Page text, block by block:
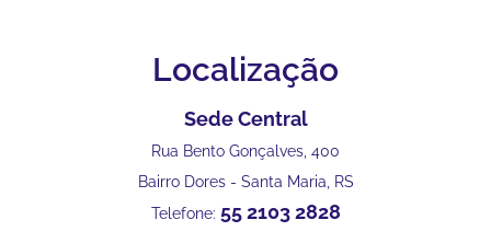
Localização
Sede Central
Rua Bento Gonçalves, 400
Bairro Dores - Santa Maria, RS
Telefone: 55 2103 2828